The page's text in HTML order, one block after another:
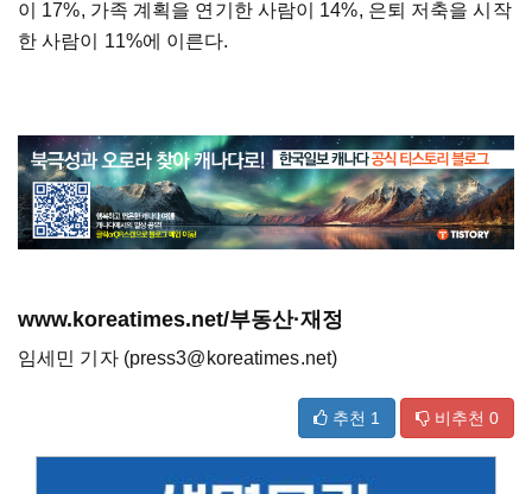
이 17%, 가족 계획을 연기한 사람이 14%, 은퇴 저축을 시작
한 사람이 11%에 이른다.
www.koreatimes.net/부동산·재정
임세민 기자 (press3@koreatimes.net)
추천 1 비추천 0